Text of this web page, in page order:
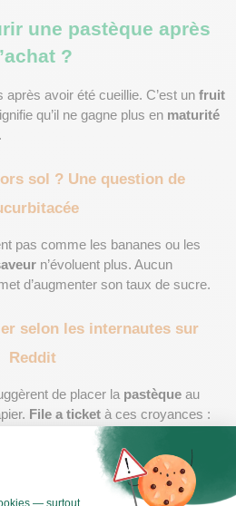
une pastèque après
?
après avoir été cueillie. C’est un fruit
qu’il ne gagne plus en maturité
sol ? Une question de
pas comme les bananes ou les
n’évoluent plus. Aucun
d’augmenter son taux de sucre.
selon les internautes sur
Reddit
de placer la pastèque au
File a ticket à ces croyances :
pastèque immature
: attention au froid